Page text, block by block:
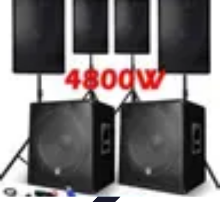
Prestations Funéraires